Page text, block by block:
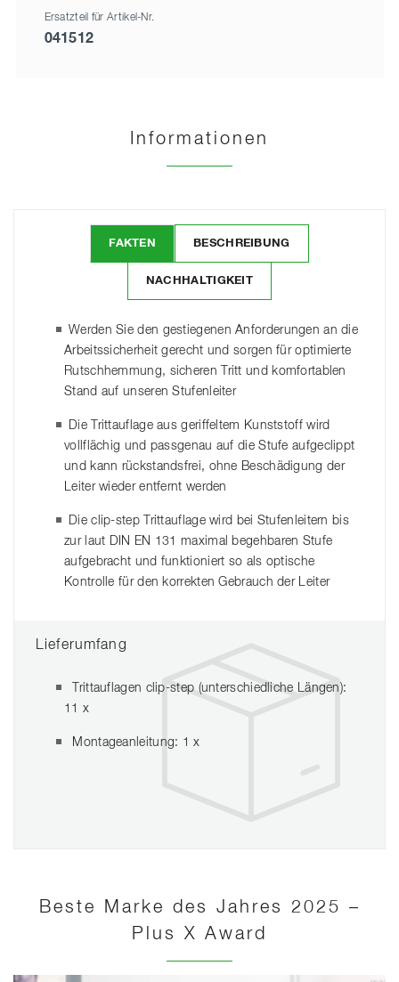
Ersatzteil für Artikel-Nr.
041512
Informationen
FAKTEN BESCHREIBUNG
NACHHALTIGKEIT
Werden Sie den gestiegenen Anforderungen an die
Arbeitssicherheit gerecht und sorgen für optimierte
Rutschhemmung, sicheren Tritt und komfortablen
Stand auf unseren Stufenleiter
Die Trittauflage aus geriffeltem Kunststoff wird
vollflächig und passgenau auf die Stufe aufgeclippt
und kann rückstandsfrei, ohne Beschädigung der
Leiter wieder entfernt werden
Die clip-step Trittauflage wird bei Stufenleitern bis
zur laut DIN EN 131 maximal begehbaren Stufe
aufgebracht und funktioniert so als optische
Kontrolle für den korrekten Gebrauch der Leiter
Lieferumfang
Trittauflagen clip-step (unterschiedliche Längen):
11 x
Montageanleitung: 1 x
Beste Marke des Jahres 2025 –
Plus X Award